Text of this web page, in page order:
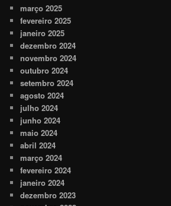
março 2025
fevereiro 2025
janeiro 2025
dezembro 2024
novembro 2024
outubro 2024
setembro 2024
agosto 2024
julho 2024
junho 2024
maio 2024
abril 2024
março 2024
fevereiro 2024
janeiro 2024
dezembro 2023